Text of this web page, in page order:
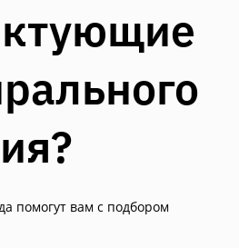
помогут вам с подбором